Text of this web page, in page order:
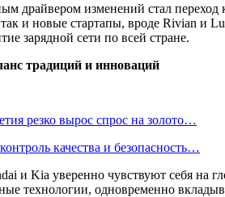
драйвером изменений стал переход
и новые стартапы, вроде Rivian и
зарядной сети по всей стране.
традиций и инноваций
резко вырос спрос на золото…
качества и безопасность…
и Kia уверенно чувствуют себя на
технологии, одновременно